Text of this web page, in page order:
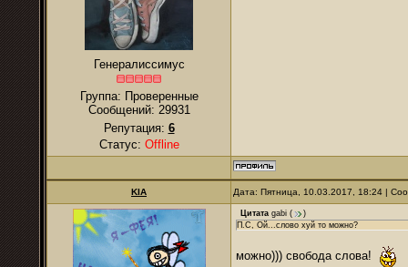
Генералиссимус
Группа: Проверенные
Сообщений: 29931
Репутация: 6
Статус: Offline
KIA Дата: Пятница, 10.03.2017, 18:24 |
Цитата gabi (
)
П.С, Ой...слово хуй то можно?
можно))) свобода слова!